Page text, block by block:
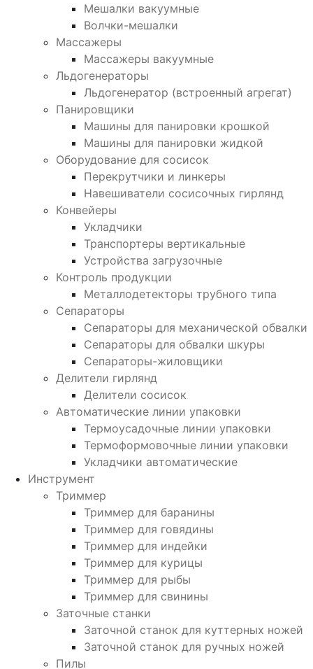
Мешалки вакуумные
Волчки-мешалки
Массажеры
Массажеры вакуумные
Льдогенераторы
Льдогенератор (встроенный агрегат)
Панировщики
Машины для панировки крошкой
Машины для панировки жидкой
Оборудование для сосисок
Перекрутчики и линкеры
Навешиватели сосисочных гирлянд
Конвейеры
Укладчики
Транспортеры вертикальные
Устройства загрузочные
Контроль продукции
Металлодетекторы трубного типа
Сепараторы
Сепараторы для механической обвалки
Сепараторы для обвалки шкуры
Сепараторы-жиловщики
Делители гирлянд
Делители сосисок
Автоматические линии упаковки
Термоусадочные линии упаковки
Термоформовочные линии упаковки
Укладчики автоматические
Инструмент
Триммер
Триммер для баранины
Триммер для говядины
Триммер для индейки
Триммер для курицы
Триммер для рыбы
Триммер для свинины
Заточные станки
Заточной станок для куттерных ножей
Заточной станок для ручных ножей
Пилы